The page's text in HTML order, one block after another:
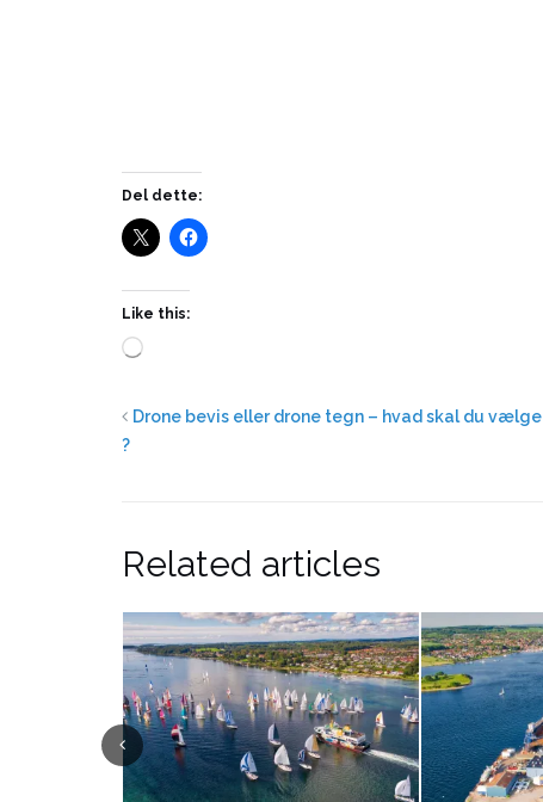
Del dette:
Like this:
Loading…
Drone bevis eller drone tegn – hvad skal du vælge
?
Related articles